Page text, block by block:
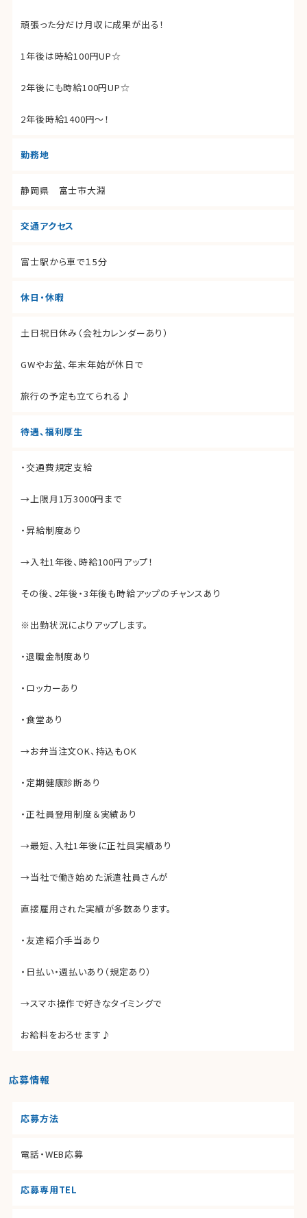
頑張った分だけ月収に成果が出る！
1年後は時給100円UP☆
2年後にも時給100円UP☆
2年後時給1400円～！
勤務地
静岡県 富士市大淵
交通アクセス
富士駅から車で１5分
休日・休暇
土日祝日休み（会社カレンダーあり）
GWやお盆、年末年始が休日で
旅行の予定も立てられる♪
待遇、福利厚生
・交通費規定支給
→上限月1万3000円まで
・昇給制度あり
→入社1年後、時給100円アップ！
その後、2年後・3年後も時給アップのチャンスあり
※出勤状況によりアップします。
・退職金制度あり
・ロッカーあり
・食堂あり
→お弁当注文OK、持込もOK
・定期健康診断あり
・正社員登用制度＆実績あり
→最短、入社1年後に正社員実績あり
→当社で働き始めた派遣社員さんが
直接雇用された実績が多数あります。
・友達紹介手当あり
・日払い・週払いあり（規定あり）
→スマホ操作で好きなタイミングで
お給料をおろせます♪
応募情報
応募方法
電話・WEB応募
応募専用TEL